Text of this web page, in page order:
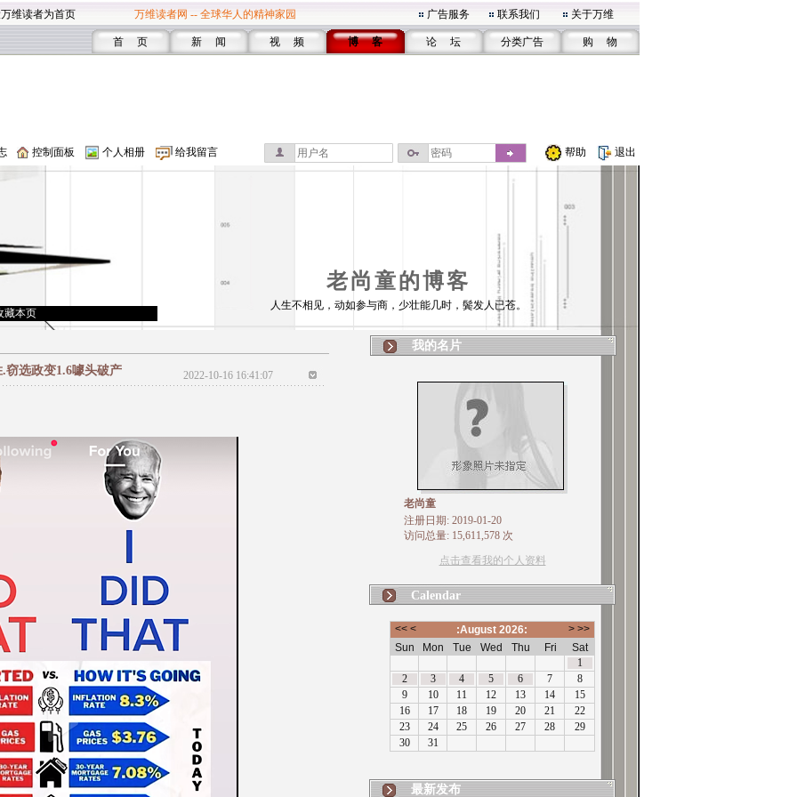
维读者为首页 万维读者网 -- 全球华人的精神家园 广告服务 联系我们 关于万维
首 页 新 闻 视 频 博 客 论 坛 分类广告 购 物
控制面板 个人相册 给我留言 帮助 退出
老尚童的博客
藏本页
人生不相见，动如参与商，少壮能几时，鬓发人已苍。
选政变1.6噱头破产 2022-10-16 16:41:07
我的名片
老尚童
注册日期: 2019-01-20
访问总量: 15,611,578 次
点击查看我的个人资料
Calendar
最新发布